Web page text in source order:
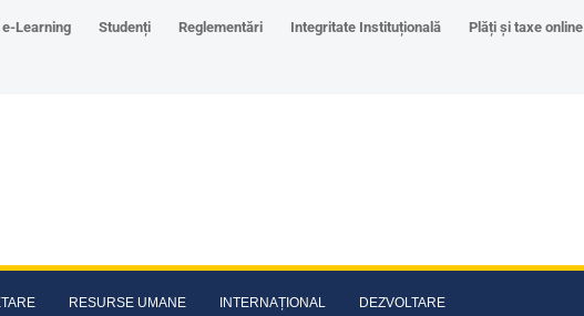
e-Learning Studenți Reglementări Integritate Instituțională Plăți și taxe online
RESURSE UMANE INTERNAȚIONAL DEZVOLTARE